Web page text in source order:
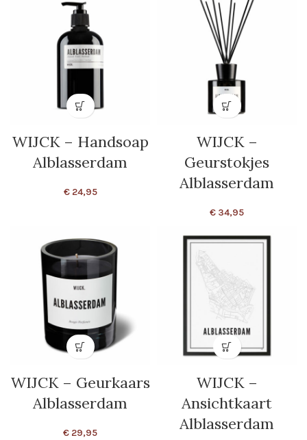
WIJCK – Handsoap
Alblasserdam
€24,95
WIJCK –
Geurstokjes
Alblasserdam
€ 34,95
WIJCK – Geurkaars
Alblasserdam
€ 29,95
WIJCK –
Ansichtkaart
Alblasserdam